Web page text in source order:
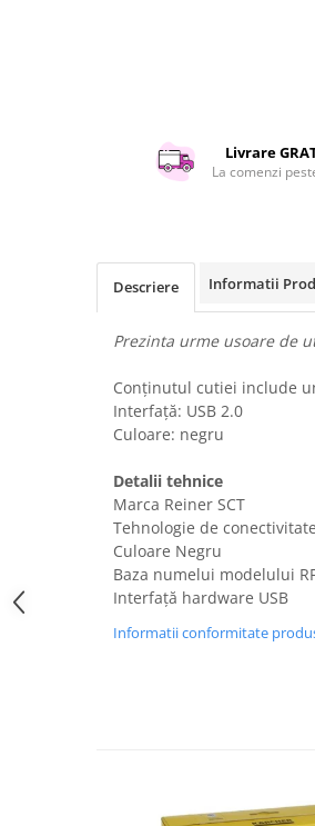
Scule electrice si unelte
Silicon, spume si solutii tehnice
Uscatoare rufe
Utilaje si materiale de constructii
Laptop, Tablete & Telefoane
Accesorii tablete
Laptopuri si Accesorii
Telefoane Mobile & accesorii
Wearable & Gadgeturi
Accesorii si piese masini spalat
rufe si uscatoare
Accesorii si piese masini spalat
Aparate Frigorifice
Aparate Racire Aer
Livrare
La comenzi
Descriere Informatii
Prezinta urme usoare de
Conținutul cutiei include
Interfață: USB 2.0
Culoare: negru
Detalii tehnice
Marca Reiner SCT
Tehnologie de
Culoare Negru
Baza numelui modelului
Interfață hardware USB
Informatii conformitate